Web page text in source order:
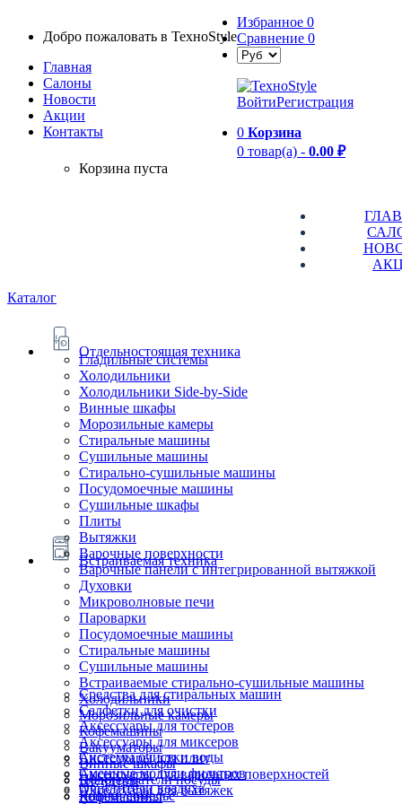
Добро пожаловать в TexноStyle
Главная
Салоны
Новости
Aкции
Контакты
Избранное 0
Сравнение 0
ВойтиРегистрация
0 Корзина
0 товар(а) - 0.00 ₽
Корзина пуста
Каталог
Отдельностоящая техника
Гладильные системы
Холодильники
Холодильники Side-by-Side
Винные шкафы
Морозильные камеры
Стиральные машины
Сушильные машины
Стирально-сушильные машины
Посудомоечные машины
Сушильные шкафы
Плиты
Встраиваемая техника
Вытяжки
Варочные поверхности
Варочные панели с интегрированной вытяжкой
Духовки
Микроволновые печи
Пароварки
Посудомоечные машины
Стиральные машины
Сушильные машины
Встраиваемые стирально-сушильные машины
Холодильники
Морозильные камеры
Кофемашины
Вакууматоры
Винные шкафы
Подогреватели посуды
Ящики сомелье
Блендеры
Кофемашины
Очистители воздуха
Системы очистки воды
Сменные модули фильтров
Аксессуары для тостеров
Аксессуары для миксеров
Аксессуары для плит
Аксессуары для варочных поверхностей
Аксессуары для вытяжек
Средства для стиральных машин
Салфетки для очистки